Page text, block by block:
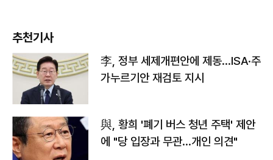
추천기사
李, 정부 세제개편안에 제동…ISA·주
가누르기안 재검토 지시
與, 황희 '폐기 버스 청년 주택' 제안
에 "당 입장과 무관…개인 의견"